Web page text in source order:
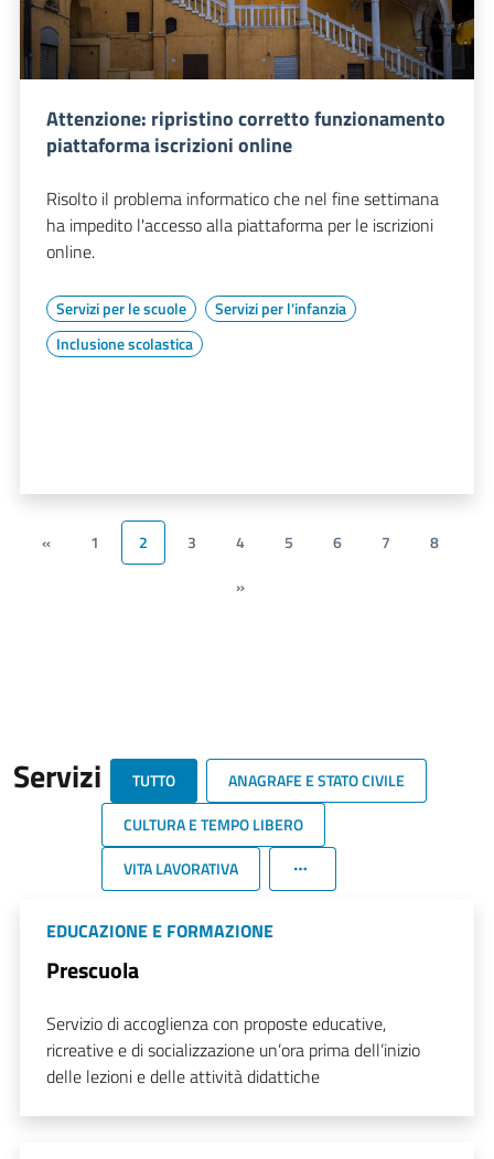
Attenzione: ripristino corretto funzionamento
piattaforma iscrizioni online
Risolto il problema informatico che nel fine settimana
ha impedito l'accesso alla piattaforma per le iscrizioni
online.
Servizi per le scuole
Servizi per l'infanzia
Inclusione scolastica
« 1 2 3 4 5 6 7
8
»
Servizi TUTTO
ANAGRAFE E STATO CIVILE
CULTURA E TEMPO LIBERO
VITA LAVORATIVA
EDUCAZIONE E FORMAZIONE
Prescuola
Servizio di accoglienza con proposte educative,
ricreative e di socializzazione un’ora prima dell’inizio
delle lezioni e delle attività didattiche